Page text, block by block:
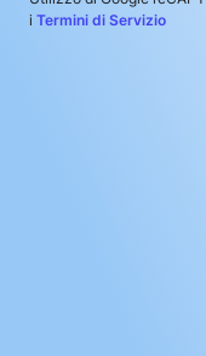
i Termini di Servizio